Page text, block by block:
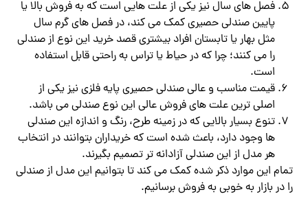
فصل های سال نیز یکی از علت هایی است که به فروش بالا یا
پایین صندلی حصیری کمک می کند، در فصل های گرم سال
مثل بهار یا تابستان افراد بیشتری قصد خرید این نوع از صندلی
را می کنند؛ چرا که در حیاط یا تراس به راحتی قابل استفاده
است.
قیمت مناسب و عالی صندلی حصیری پایه فلزی نیز یکی از
اصلی ترین علت های فروش عالی این نوع صندلی می باشد.
تنوع بسیار بالایی که در زمینه طرح، رنگ و اندازه این صندلی
ها وجود دارد، باعث شده است که خریداران بتوانند در انتخاب
هر مدل از این صندلی آزادانه تر تصمیم بگیرند.
تمام این موارد ذکر شده کمک می کند تا بتوانیم این مدل از صندلی
را در بازار به خوبی به فروش برسانیم.